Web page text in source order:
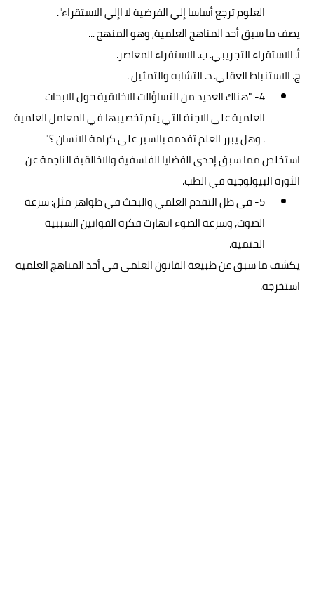
العلوم ترجع أساسا إلي الفرضية لا اإلي الاستقراء".
يصف ما سبق أحد المناهج العلمية, وهو المنهج ...
أ. الاستقراء التجريبي. ب. الاستقراء المعاصر.
ج. الاستنباط العقلي. د. التشابه والتمثيل .
4- "هناك العديد من التساؤالت الاخلاقية حول الابحاث
العلمية على الاجنة التي يتم تخصيبها في المعامل العلمية
. وهل يبرر العلم تقدمه بالسير على كرامة الانسان ؟"
استخلص مما سبق إحدى القضايا الفلسفية والاخالقية الناجمة عن
الثورة البيولوجية في الطب.
5- فى ظل التقدم العلمي والبحث في ظواهر مثل: سرعة
الصوت, وسرعة الضوء انهارت فكرة القوانين السببية
الحتمية.
يكشف ما سبق عن طبيعة القانون العلمي في أحد المناهج العلمية
استخرجه.